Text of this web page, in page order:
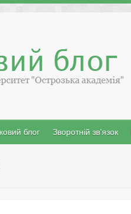
блог Зворотній зв’язок